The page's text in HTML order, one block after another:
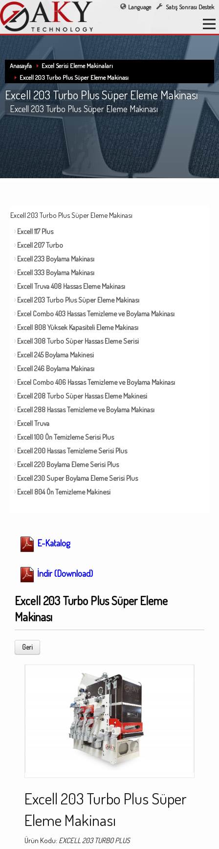
Language Satış Sonrası Destek
Anasayfa
Excel Serisi Eleme Makinaları
Excell 203 Turbo Plus Süper Eleme Makinası
Excell 203 Turbo Plus Süper Eleme Makinası
Excell 203 Turbo Plus Süper Eleme Makinası
Excell 203 Turbo Plus Süper Eleme Makinası
Excell 117 Plus
Excell 207 Turbo
Excell 233 Boylama Makinası
Excell 333 Boylama Makinası
Excell Truva 408 Hassas Eleme Makinası
Excell 203 Turbo Plus Süper Eleme Makinası
Excel Combo 403 Hassas Temizleme ve Boylama Makinası
Excell 808 Yüksek Kapasiteli Eleme Makinası
Excell 308 Turbo Süper Hassas Eleme Serisi
Excell 245 Boylama Makinesi
Excell 246 Boylama Makinası
Excel Combo 406 Hassas Temizleme ve Boylama Makinası
Excell 208 Turbo Süper Hassas Eleme Makinesi
Excell 288 Hassas Temizleme ve Boylama Makinası
Excell Truva
Excell 100 Ön Temizleme Serisi Plus
Excell 200 Hassas Temizleme Serisi Plus
Excell 220 Boylama Eleme Serisi Plus
Excell 230 Super Boylama Eleme Serisi Plus
Excell 804 Ön Temizleme Makinesi
E-Katalog
İndir (Download)
Excell 203 Turbo Plus Süper Eleme
Makinası
Geri
Excell 203 Turbo Plus Süper
Eleme Makinası
Ürün Kodu: EXCELL 203 TURBO PLUS